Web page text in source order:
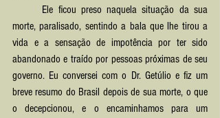
morte, paralisado, sentindo a bala que lhe tirou a
vida e a sensação de impotência por ter sido
abandonado e traído por pessoas próximas de seu
governo. Eu conversei com o Dr. Getúlio e fiz um
breve resumo do Brasil depois de sua morte, o que
o decepcionou, e o encaminhamos para um